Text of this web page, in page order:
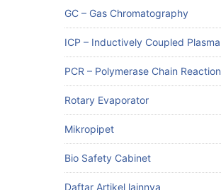
GC – Gas Chromatography
ICP – Inductively Coupled Plasma
PCR – Polymerase Chain Reaction
Rotary Evaporator
Mikropipet
Bio Safety Cabinet
Daftar Artikel lainnya